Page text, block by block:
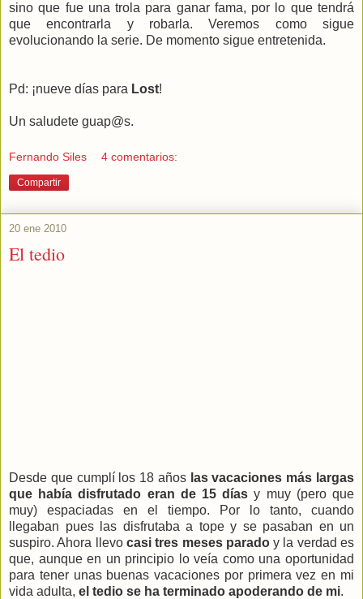
sino que fue una trola para ganar fama, por lo que tendrá
que encontrarla y robarla. Veremos como sigue
evolucionando la serie. De momento sigue entretenida.
Pd: ¡nueve días para Lost!
Un saludete guap@s.
Fernando Siles 4 comentarios:
Compartir
20 ene 2010
El tedio
Desde que cumplí los 18 años las vacaciones más largas
que había disfrutado eran de 15 días y muy (pero que
muy) espaciadas en el tiempo. Por lo tanto, cuando
llegaban pues las disfrutaba a tope y se pasaban en un
suspiro. Ahora llevo casi tres meses paradoy la verdad es
que, aunque en un principio lo veía como una oportunidad
para tener unas buenas vacaciones por primera vez en mi
vida adulta, el tedio se ha terminado apoderando de mi.